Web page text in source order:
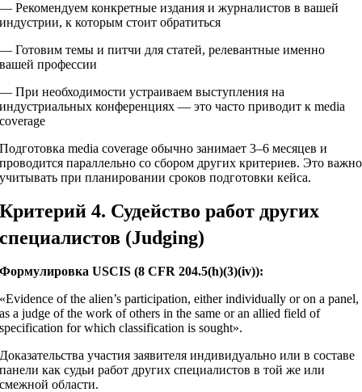
— Рекомендуем конкретные издания и журналистов в вашей
индустрии, к которым стоит обратиться
— Готовим темы и питчи для статей, релевантные именно
вашей профессии
— При необходимости устраиваем выступления на
индустриальных конференциях — это часто приводит к media
coverage
Подготовка media coverage обычно занимает 3–6 месяцев и
проводится параллельно со сбором других критериев. Это важно
учитывать при планировании сроков подготовки кейса.
Критерий 4. Судейство работ других
специалистов (Judging)
Формулировка USCIS (8 CFR 204.5(h)(3)(iv)):
«Evidence of the alien’s participation, either individually or on a panel,
as a judge of the work of others in the same or an allied field of
specification for which classification is sought».
Доказательства участия заявителя индивидуально или в составе
панели как судьи работ других специалистов в той же или
смежной области.